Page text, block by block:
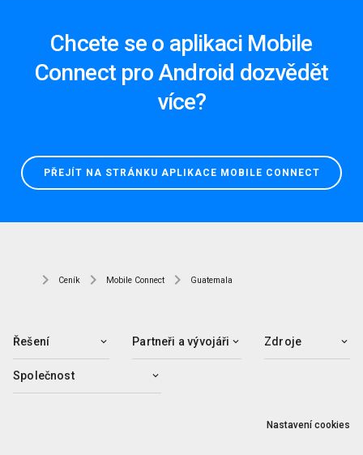
Chcete se o aplikaci Mobile
Connect pro Android dozvědět
více?
PŘEJÍT NA STRÁNKU APLIKACE MOBILE CONNECT
Ceník Mobile Connect Guatemala
Řešení Partneři a vývojáři Zdroje
Společnost
Nastavení cookies